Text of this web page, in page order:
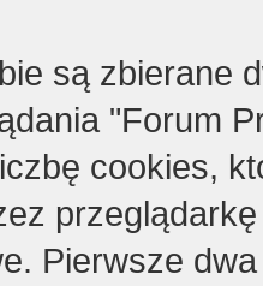
są zbierane
"Forum
cookies,
Pierwsze